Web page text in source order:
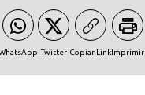
Twitter Copiar LinkImprimir